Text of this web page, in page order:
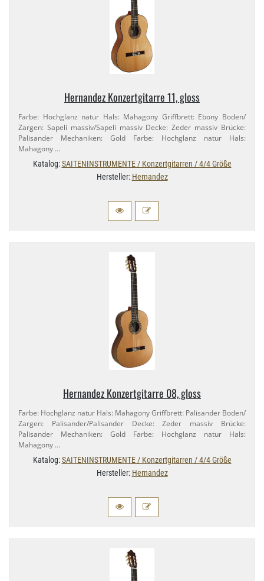
Hernandez Konzertgitarre 11, gloss
Farbe: Hochglanz natur Hals: Mahagony Griffbrett: Ebony Boden/​
Zargen: Sapeli massiv/​Sapeli massiv Decke: Zeder massiv Brücke:
Palisander Mechaniken: Gold Farbe: Hochglanz natur Hals:
Mahagony …
Katalog:SAITENINSTRUMENTE / Konzertgitarren / 4/4 Größe
Hersteller: Hernandez
Hernandez Konzertgitarre 08, gloss
Farbe: Hochglanz natur Hals: Mahagony Griffbrett: Palisander Boden/​
Zargen: Palisander/​Palisander Decke: Zeder massiv Brücke:
Palisander Mechaniken: Gold Farbe: Hochglanz natur Hals:
Mahagony …
Katalog:SAITENINSTRUMENTE / Konzertgitarren / 4/4 Größe
Hersteller: Hernandez